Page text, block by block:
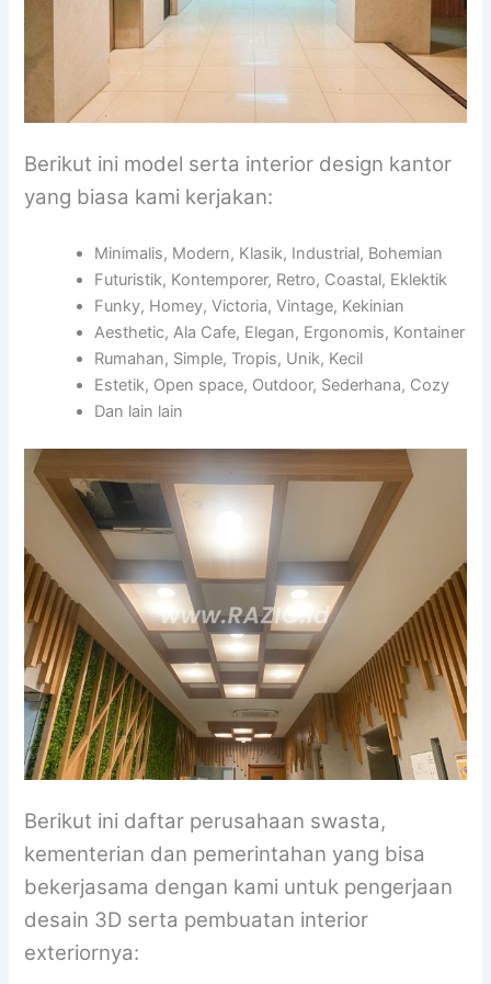
Berikut ini model serta interior design kantor
yang biasa kami kerjakan:
Minimalis, Modern, Klasik, Industrial, Bohemian
Futuristik, Kontemporer, Retro, Coastal, Eklektik
Funky, Homey, Victoria, Vintage, Kekinian
Aesthetic, Ala Cafe, Elegan, Ergonomis, Kontainer
Rumahan, Simple, Tropis, Unik, Kecil
Estetik, Open space, Outdoor, Sederhana, Cozy
Dan lain lain
Berikut ini daftar perusahaan swasta,
kementerian dan pemerintahan yang bisa
bekerjasama dengan kami untuk pengerjaan
desain 3D serta pembuatan interior
exteriornya: